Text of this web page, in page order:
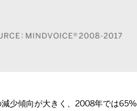
少傾向が大きく、2008年では